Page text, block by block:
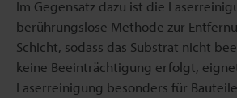
Im Gegensatz dazu ist die
berührungslose Methode zur
Schicht, sodass das Substrat nicht
keine Beeinträchtigung erfolgt,
Laserreinigung besonders für